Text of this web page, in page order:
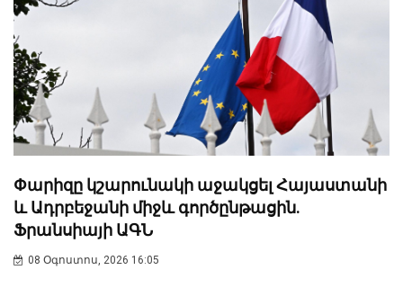
Փարիզը կշարունակի աջակցել Հայաստանի
և Ադրբեջանի միջև գործընթացին.
Ֆրանսիայի ԱԳՆ
08 Օգոստոս, 2026 16:05